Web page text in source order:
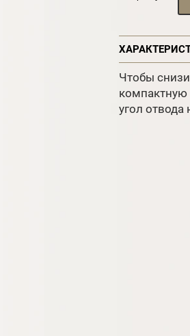
Чтобы
компактную
угол отвода